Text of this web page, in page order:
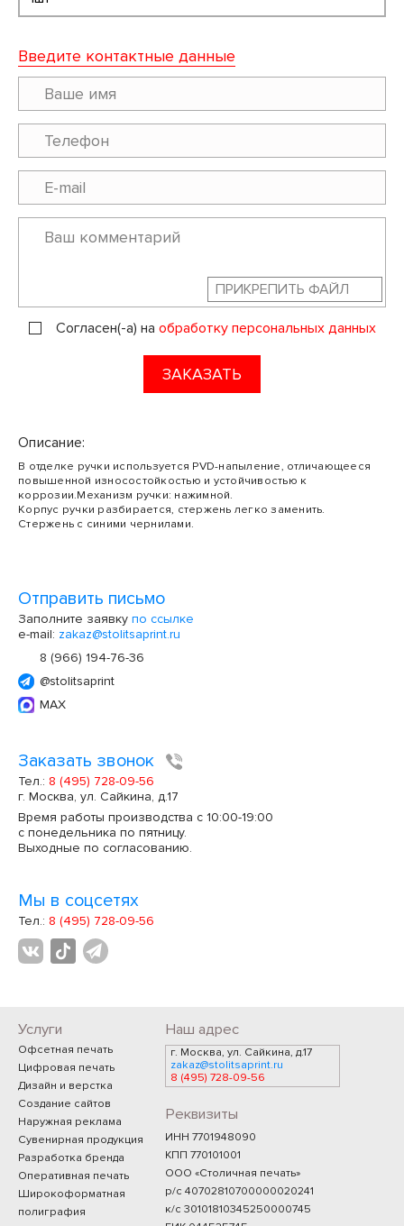
Введите контактные данные
ПРИКРЕПИТЬ ФАЙЛ
Согласен(-а) на обработку персональных данных
ЗАКАЗАТЬ
Описание:
В отделке ручки используется PVD-напыление, отличающееся
повышенной износостойкостью и устойчивостью к
коррозии.Механизм ручки: нажимной.
Корпус ручки разбирается, стержень легко заменить.
Стержень с синими чернилами.
Отправить письмо
Заполните заявку по ссылке
e-mail: zakaz@stolitsaprint.ru
8 (966) 194-76-36
@stolitsaprint
MAX
Заказать звонок
Тел.: 8 (495) 728-09-56
г. Москва, ул. Сайкина, д.17
Время работы производства с 10:00-19:00
с понедельника по пятницу.
Выходные по согласованию.
Мы в соцсетях
Тел.: 8 (495) 728-09-56
Услуги
Офсетная печать
Цифровая печать
Дизайн и верстка
Создание сайтов
Наружная реклама
Сувенирная продукция
Разработка бренда
Оперативная печать
Широкоформатная
полиграфия
Наш адрес
г. Москва, ул. Сайкина, д.17
zakaz@stolitsaprint.ru
8 (495) 728-09-56
Реквизиты
ИНН 7701948090
КПП 770101001
ООО «Столичная печать»
р/с 40702810700000020241
к/с 30101810345250000745